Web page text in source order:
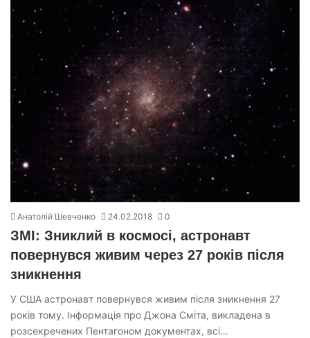
Анатолій Шевченко 24.02.2018 0
ЗМІ: Зниклий в космосі, астронавт
повернувся живим через 27 років після
зникнення
У США астронавт повернувся живим після зникнення 27
років тому. Інформація про Джона Сміта, викладена в
розсекречених Пентагоном документах, всі…